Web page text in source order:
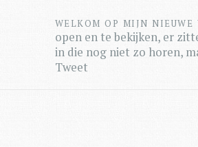
Welkom op mijn
open en te bekijken, er
in die nog niet zo horen,
Tweet